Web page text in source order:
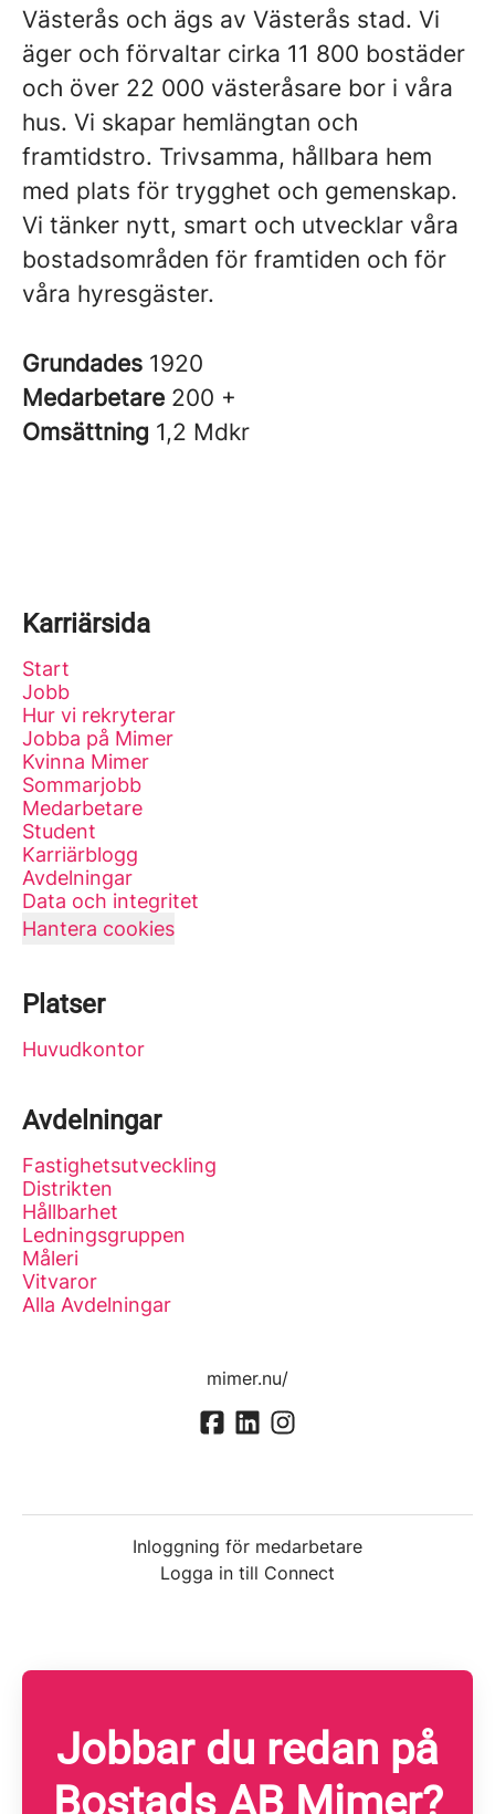
Västerås och ägs av Västerås stad. Vi
äger och förvaltar cirka 11 800 bostäder
och över 22 000 västeråsare bor i våra
hus. Vi skapar hemlängtan och
framtidstro. Trivsamma, hållbara hem
med plats för trygghet och gemenskap.
Vi tänker nytt, smart och utvecklar våra
bostadsområden för framtiden och för
våra hyresgäster.
Grundades 1920
Medarbetare 200 +
Omsättning 1,2 Mdkr
Karriärsida
Start
Jobb
Hur vi rekryterar
Jobba på Mimer
Kvinna Mimer
Sommarjobb
Medarbetare
Student
Karriärblogg
Avdelningar
Data och integritet
Hantera cookies
Platser
Huvudkontor
Avdelningar
Fastighetsutveckling
Distrikten
Hållbarhet
Ledningsgruppen
Måleri
Vitvaror
Alla Avdelningar
mimer.nu/
Inloggning för medarbetare
Logga in till Connect
Jobbar du redan på
Bostads AB Mimer?